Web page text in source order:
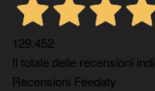
129.452
Il totale delle recensioni
Recensioni Feedaty